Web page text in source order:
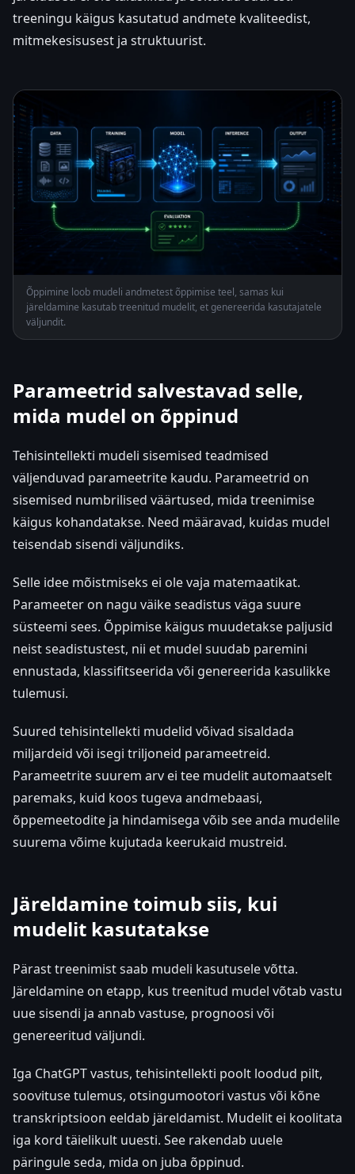
treeningu käigus kasutatud andmete kvaliteedist,
mitmekesisusest ja struktuurist.
Õppimine loob mudeli andmetest õppimise teel, samas kui
järeldamine kasutab treenitud mudelit, et genereerida kasutajatele
väljundit.
Parameetrid salvestavad selle,
mida mudel on õppinud
Tehisintellekti mudeli sisemised teadmised
väljenduvad parameetrite kaudu. Parameetrid on
sisemised numbrilised väärtused, mida treenimise
käigus kohandatakse. Need määravad, kuidas mudel
teisendab sisendi väljundiks.
Selle idee mõistmiseks ei ole vaja matemaatikat.
Parameeter on nagu väike seadistus väga suure
süsteemi sees. Õppimise käigus muudetakse paljusid
neist seadistustest, nii et mudel suudab paremini
ennustada, klassifitseerida või genereerida kasulikke
tulemusi.
Suured tehisintellekti mudelid võivad sisaldada
miljardeid või isegi triljoneid parameetreid.
Parameetrite suurem arv ei tee mudelit automaatselt
paremaks, kuid koos tugeva andmebaasi,
õppemeetodite ja hindamisega võib see anda mudelile
suurema võime kujutada keerukaid mustreid.
Järeldamine toimub siis, kui
mudelit kasutatakse
Pärast treenimist saab mudeli kasutusele võtta.
Järeldamine on etapp, kus treenitud mudel võtab vastu
uue sisendi ja annab vastuse, prognoosi või
genereeritud väljundi.
Iga ChatGPT vastus, tehisintellekti poolt loodud pilt,
soovituse tulemus, otsingumootori vastus või kõne
transkriptsioon eeldab järeldamist. Mudelit ei koolitata
iga kord täielikult uuesti. See rakendab uuele
päringule seda, mida on juba õppinud.